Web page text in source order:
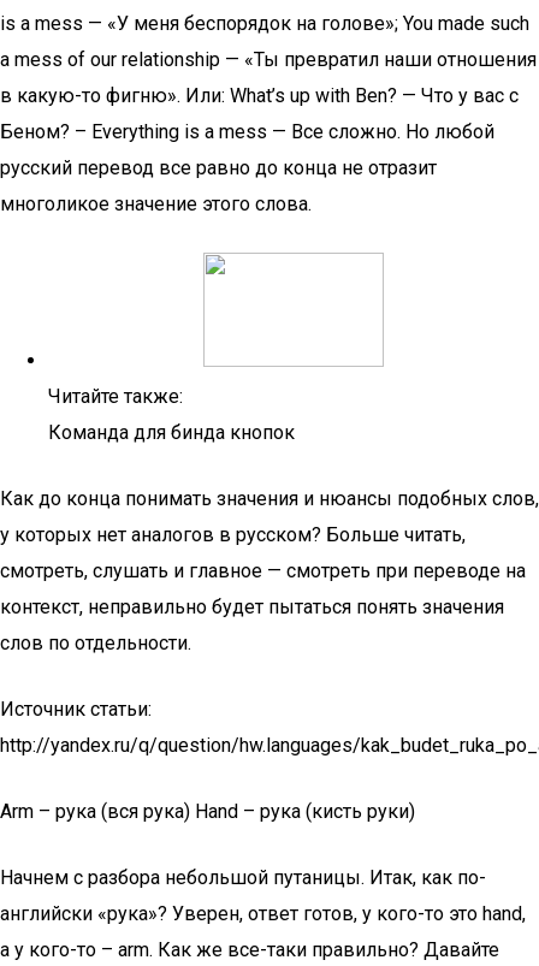
is a mess — «У меня беспорядок на голове»; You made such
a mess of our relationship — «Ты превратил наши отношения
в какую-то фигню». Или: What’s up with Ben? — Что у вас с
Беном? – Everything is a mess — Все сложно. Но любой
русский перевод все равно до конца не отразит
многоликое значение этого слова.
Читайте также:
Команда для бинда кнопок
Как до конца понимать значения и нюансы подобных слов,
у которых нет аналогов в русском? Больше читать,
смотреть, слушать и главное — смотреть при переводе на
контекст, неправильно будет пытаться понять значения
слов по отдельности.
Источник статьи:
http://yandex.ru/q/question/hw.languages/
Arm – рука (вся рука) Hand – рука (кисть руки)
Начнем с разбора небольшой путаницы. Итак, как по-
английски «рука»? Уверен, ответ готов, у кого-то это hand,
а у кого-то – arm. Как же все-таки правильно? Давайте